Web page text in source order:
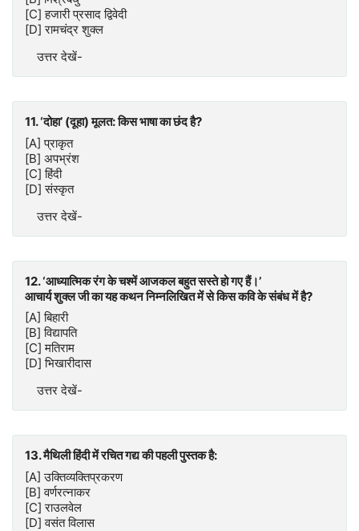
[C] हजारी प्रसाद द्विवेदी
[D] रामचंद्र शुक्ल
उत्तर देखें-
11. ‘दोहा’ (दूहा) मूलत: किस भाषा का छंद है?
[A] प्राकृत
[B] अपभ्रंश
[C] हिंदी
[D] संस्कृत
उत्तर देखें-
12. ‘आध्यात्मिक रंग के चश्में आजकल बहुत सस्ते हो गए हैं।’
आचार्य शुक्ल जी का यह कथन निम्नलिखित में से किस कवि के संबंध में है?
[A] बिहारी
[B] विद्यापति
[C] मतिराम
[D] भिखारीदास
उत्तर देखें-
13. मैथिली हिंदी में रचित गद्य की पहली पुस्तक है:
[A] उक्तिव्यक्तिप्रकरण
[B] वर्णरत्नाकर
[C] राउलवेल
[D] वसंत विलास